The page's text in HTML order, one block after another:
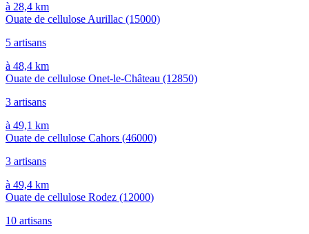
à 28,4 km
Ouate de cellulose Aurillac (15000)
5 artisans
à 48,4 km
Ouate de cellulose Onet-le-Château (12850)
3 artisans
à 49,1 km
Ouate de cellulose Cahors (46000)
3 artisans
à 49,4 km
Ouate de cellulose Rodez (12000)
10 artisans